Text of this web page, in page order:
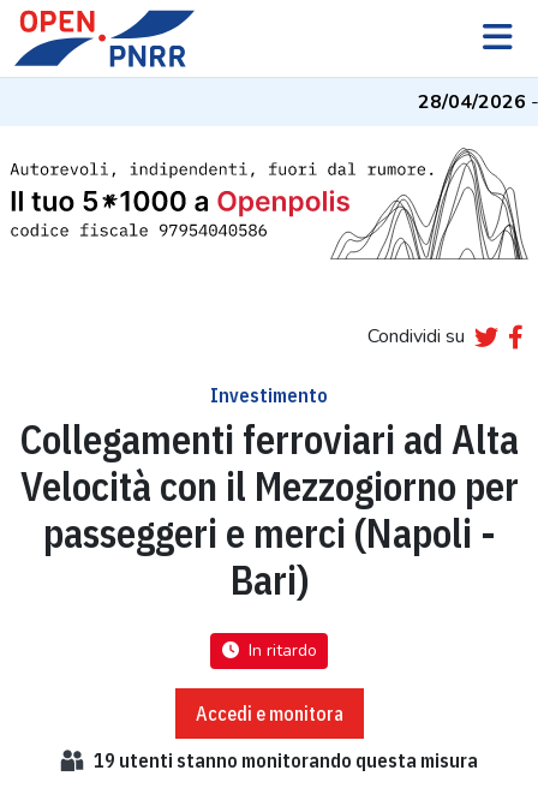
28/04/2026- I
Condividi su
Investimento
Collegamenti ferroviari ad Alta
Velocità con il Mezzogiorno per
passeggeri e merci (Napoli -
Bari)
In ritardo
Accedi e monitora
19 utenti stanno monitorando questa misura